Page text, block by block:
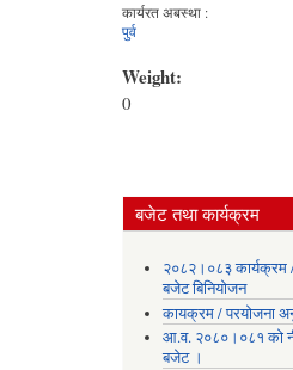
कार्यरत अबस्था :
पुर्व
Weight:
0
बजेट तथा कार्यक्रम
२०८२।०८३ कार्यक्रम
बजेट बिनियोजन
कायक्रम / परयोजना
आ.व. २०८०।०८१ को
बजेट ।